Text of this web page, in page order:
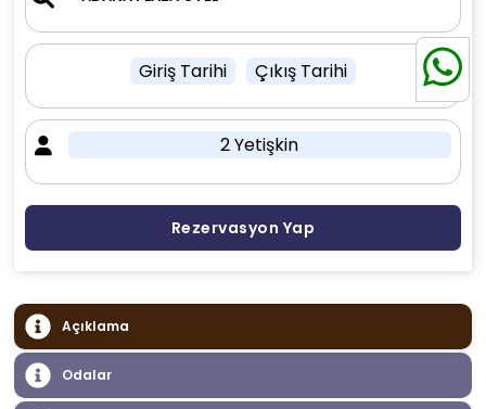
Giriş Tarihi Çıkış Tarihi
2 Yetişkin
Rezervasyon Yap
Açıklama
Odalar